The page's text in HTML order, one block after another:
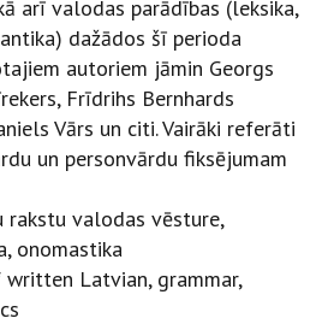
arī valodas parādības (leksika,
dažādos šī perioda
autoriem jāmin Georgs
Frīdrihs Bernhards
Vārs un citi. Vairāki referāti
un personvārdu fiksējumam
rakstu valodas vēsture,
onomastika
Latvian, grammar,